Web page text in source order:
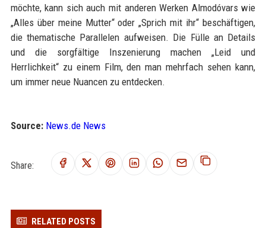
möchte, kann sich auch mit anderen Werken Almodóvars wie
„Alles über meine Mutter“ oder „Sprich mit ihr“ beschäftigen,
die thematische Parallelen aufweisen. Die Fülle an Details
und die sorgfältige Inszenierung machen „Leid und
Herrlichkeit“ zu einem Film, den man mehrfach sehen kann,
um immer neue Nuancen zu entdecken.
Source: News.de News
Share:
RELATED POSTS